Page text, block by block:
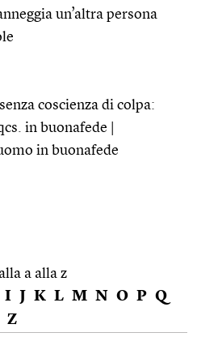
un’altra persona
coscienza di colpa:
in buonafede |
in buonafede
a alla z
I J K L M N O P Q
Z